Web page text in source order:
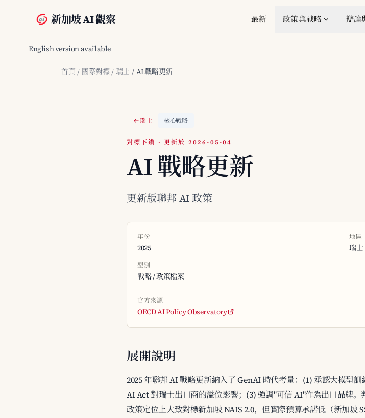
新加坡 AI 觀察 最新 政策與戰略 辯論
English version available
首頁 / 國際對標 / 瑞士 / AI 戰略更新
瑞士 核心戰略
對標下鑽 · 更新於 2026-05-04
AI 戰略更新
更新版聯邦 AI 政策
年份
2025
地區
瑞士
型別
戰略 / 政策檔案
官方來源
OECD AI Policy Observatory
展開說明
2025 年聯邦 AI 戰略更新納入了 GenAI 時代考量：(1) 承認大模型
AI Act 對瑞士出口商的溢位影響；(3) 強調"可信 AI"作為出口品牌
政策定位上大致對標新加坡 NAIS 2.0，但實際預算承諾低（新加坡